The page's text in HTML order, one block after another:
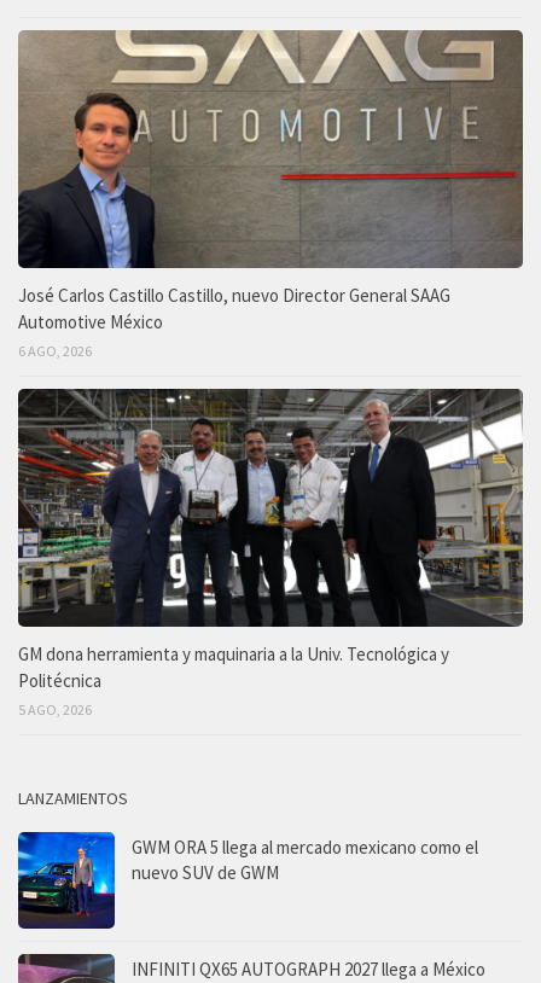
José Carlos Castillo Castillo, nuevo Director General SAAG
Automotive México
6 AGO, 2026
GM dona herramienta y maquinaria a la Univ. Tecnológica y
Politécnica
5 AGO, 2026
LANZAMIENTOS
GWM ORA 5 llega al mercado mexicano como el
nuevo SUV de GWM
INFINITI QX65 AUTOGRAPH 2027 llega a México